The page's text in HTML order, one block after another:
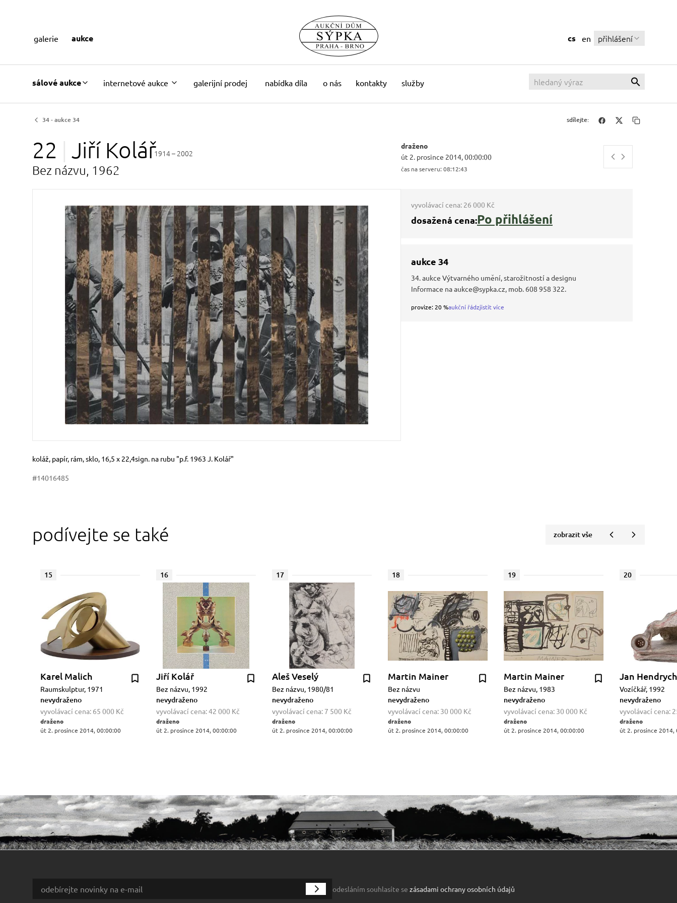
sálové aukce internetové aukce galerijní prodej nabídka díla o nás kontakty služby
cs en přihlášení
galerie aukce
34 - aukce 34 sdílejte:
22 Jiří Kolář1914 – 2002
Bez názvu, 1962
draženo
út 2. prosince 2014, 00:00:00
čas na serveru: 08:12:43
Rozměry
Stručný popis předmětu
koláž, papír, rám, sklo, 16,5 x 22,4sign. na rubu "p.f. 1963 J. Kolář"
#14016485
vyvolávací cena: 26 000 Kč
dosažená cena:Po přihlášení
aukce 34
34. aukce Výtvarného umění, starožitností a designu
Informace na aukce@sypka.cz, mob. 608 958 322.
provize: 20 %aukční řádzjistit více
podívejte se také zobrazit vše
15
Karel Malich
Raumskulptur, 1971
nevydraženo
vyvolávací cena: 65 000 Kč
draženo
út 2. prosince 2014, 00:00:00
16
Jiří Kolář
Bez názvu, 1992
nevydraženo
vyvolávací cena:42 000 Kč
draženo
út 2. prosince 2014, 00:00:00
17
Aleš Veselý
Bez názvu, 1980/81
nevydraženo
vyvolávací cena: 7 500 Kč
draženo
út 2. prosince 2014, 00:00:00
18
Martin Mainer
Bez názvu
nevydraženo
vyvolávací cena: 30 000 Kč
draženo
út 2. prosince 2014, 00:00:00
19
Martin Mainer
Bez názvu, 1983
nevydraženo
vyvolávací cena: 30 000 Kč
draženo
út 2. prosince 2014, 00:00:00
20
Jan Hendrych
Vozíčkář, 1992
nevydraženo
vyvolávací cena:
draženo
út 2. prosince 2014,
odesláním souhlasíte se zásadami ochrany osobních údajů